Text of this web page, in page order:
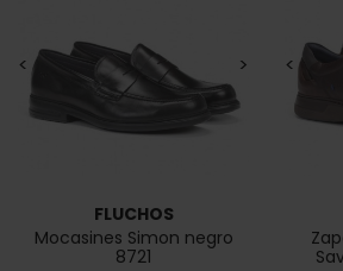
< >
FLUCHOS
Mocasines Simon negro
8721
<